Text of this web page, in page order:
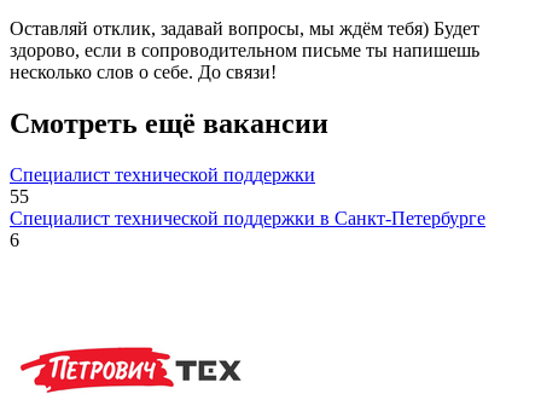
Оставляй отклик, задавай вопросы, мы ждём тебя) Будет
здорово, если в сопроводительном письме ты напишешь
несколько слов о себе. До связи!
Смотреть ещё вакансии
Специалист технической поддержки
55
Специалист технической поддержки в Санкт-Петербурге
6